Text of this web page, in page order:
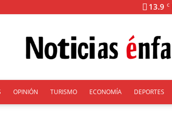
13.9 C
Énfasis
OPINIÓN TURISMO ECONOMÍA DEPORTES